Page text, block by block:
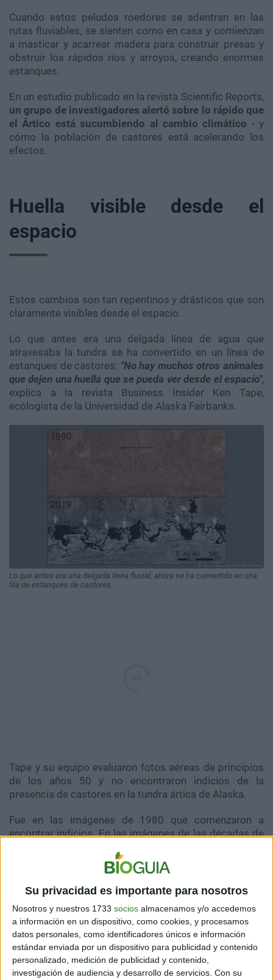
Su privacidad es importante para nosotros
Nosotros y nuestros 1733 socios almacenamos y/o accedemos
a información en un dispositivo, como cookies, y procesamos
datos personales, como identificadores únicos e información
estándar enviada por un dispositivo para publicidad y contenido
personalizado, medición de publicidad y contenido,
investigación de audiencia y desarrollo de servicios. Con su
Cuando estos peludos roedores se adentran en las
rutas fluviables, se sienten como en casa y comienzan
a masticar y acarrear madera para construir presas y
obstruir los rápidos ríos y arroyos, creando enormes
estanques.
En un estudio publicado en la revista Scientific Reports,
un grupo de investigadores alertó sobre lo rápido que
el Ártico está sucumbiendo al cambio climático - y
cómo la población de castores está acelerando los
efectos.
Huella visible desde el
espacio
Estos cambios son tan repentinos y drásticos que son
claramente visibles desde el espacio.
Lo que antes era una delgada línea de agua que
atravesaba la tundra se ha convertido en un línea de
estanques de castores: "No hay muchos otros animales
que dejen una huella que se pueda ver desde el espacio",
explica a la revista Business Insider Ken Tape,
ecólogista de la Universidad de Alaska Fairbanks.
Lo que antes era una delgada línea fluvial, ahora se ha convertido en una
fila de estanques de castores.
Tape y su equipo evaluaron fotos aéreas de principios
de los años 50 y no encontraron indicios de la
presencia de castores en la tundra ártica de Alaska.
Fue en las imágenes de 1980 que comenzaron a
encontrar indicios. En las imágenes de las décadas de
Te puede interesar:Los incendios forestales
arrasaron en la UE casi 8.000 km² este año
En total, los satélites revelan que han aparecido más de
11.000 estanques de castores en toda la tundra."Todo
el oeste de Alaska está ahora densamente poblado de
estanques de castores", afirma Tape.